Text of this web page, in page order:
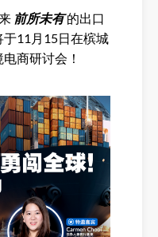
前所未有的出口
11月15日在槟城
商研讨会！